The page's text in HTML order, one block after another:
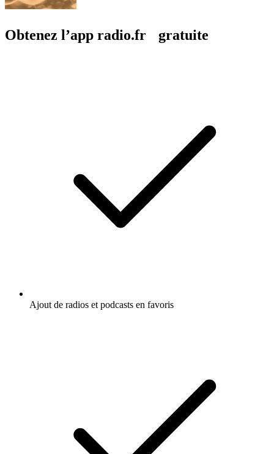
Obtenez l’app radio.fr gratuite
Ajout de radios et podcasts en favoris